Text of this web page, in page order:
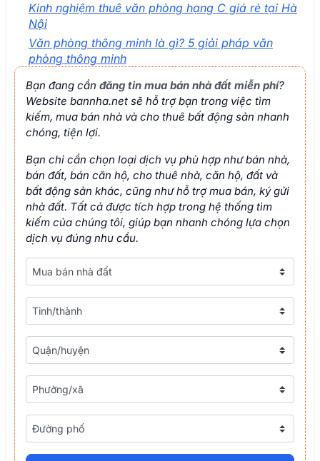
Kinh nghiệm thuê văn phòng hạng C giá rẻ tại Hà
Nội
Văn phòng thông minh là gì? 5 giải pháp văn
phòng thông minh
Bạn đang cần đăng tin mua bán nhà đất miễn phí?
Website bannha.net sẽ hỗ trợ bạn trong việc tìm
kiếm, mua bán nhà và cho thuê bất động sản nhanh
chóng, tiện lợi.
Bạn chỉ cần chọn loại dịch vụ phù hợp như bán nhà,
bán đất, bán căn hộ, cho thuê nhà, căn hộ, đất và
bất động sản khác, cũng như hỗ trợ mua bán, ký gửi
nhà đất. Tất cả được tích hợp trong hệ thống tìm
kiếm của chúng tôi, giúp bạn nhanh chóng lựa chọn
dịch vụ đúng nhu cầu.
Loại nhà đất
Tỉnh/thành
Tỉnh/thành
Phường/xã
Đường phố